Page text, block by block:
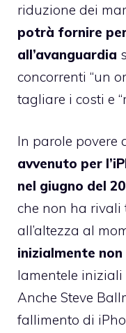
riduzione dei
potrà fornire
all’avanguardia
concorrenti “un
tagliare i costi e
In parole povere
avvenuto per
nel giugno del
che non ha rivali
all’altezza al
inizialmente
lamentele
Anche Steve
fallimento di